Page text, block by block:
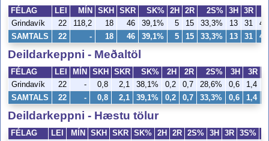
FÉLAG LEI MÍN SKH SKR SK% 2H 2R 2S% 3H 3R
Grindavík
22 118,2 18 46 39,1% 5 15 33,3% 13 31
SAMTALS 22 - 18 46 39,1% 5 15 33,3% 13 31
Deildarkeppni - Meðaltöl
FÉLAG LEI MÍN SKH SKR SK% 2H 2R 2S% 3H
3R
Grindavík
22 - 0,8 2,1 38,1% 0,2 0,7 28,6% 0,6 1,4
SAMTALS 22 - 0,8 2,1 39,1% 0,2 0,7 33,3% 0,6 1,4
Deildarkeppni - Hæstu tölur
FÉLAG LEI MÍN SKH SKR SK% 2H 2R 2S% 3H 3R 3S%